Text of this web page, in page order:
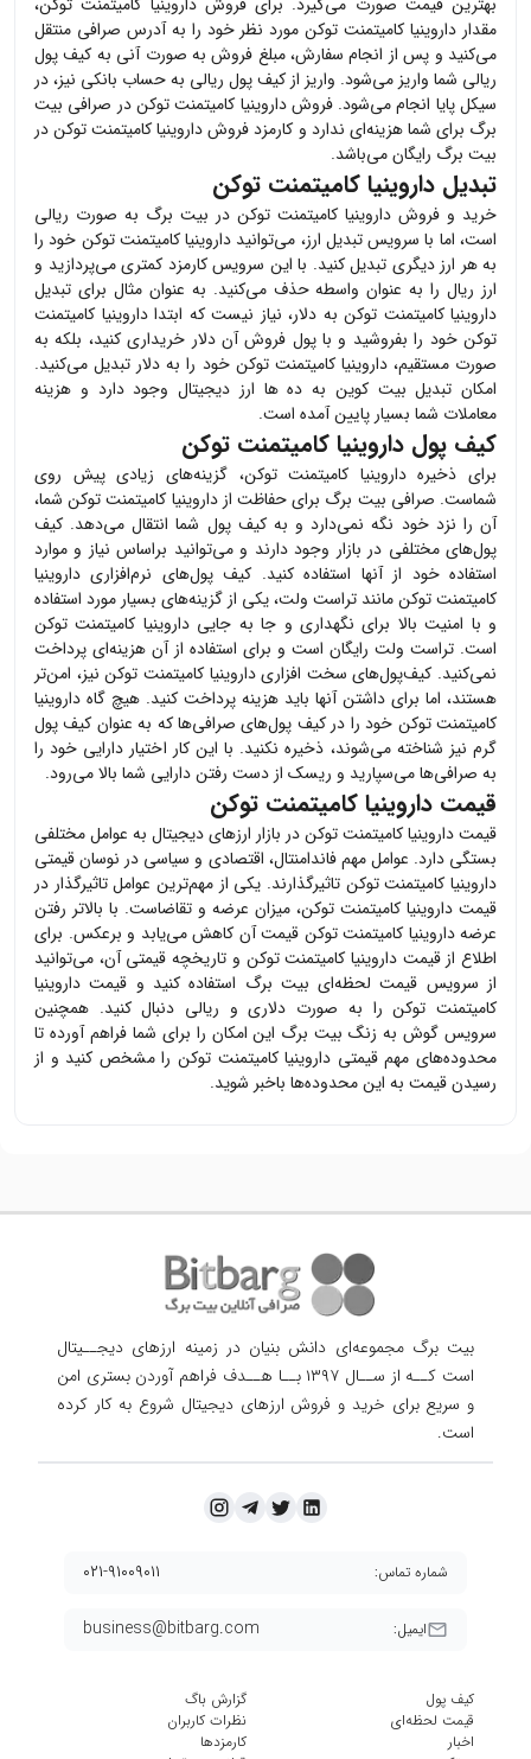
مقدار داروینیا کامیتمنت توکنمورد نظر خود را به آدرس صرافی منتقل
می‌کنید و پس از انجام سفارش، مبلغ فروش به صورت آنی به کیف پول
ریالی شما واریز می‌شود. واریز از کیف پول ریالی به حساب بانکی نیز، در
سیکل پایا انجام می‌شود. فروشداروینیا کامیتمنت توکندر صرافی بیت
برگ برای شما هزینه‌ای ندارد و کارمزد فروشداروینیا کامیتمنت توکندر
بیت برگ رایگان می‌باشد.
تبدیل داروینیا کامیتمنت توکن
خرید و فروش داروینیا کامیتمنت توکن در بیت برگ به صورت ریالی
است، اما با سرویس تبدیل ارز، می‌توانید داروینیا کامیتمنت توکن خود را
به هر ارز دیگری تبدیل کنید. با این سرویس کارمزد کمتری می‌پردازید و
ارز ریال را به عنوان واسطه حذف می‌کنید. به عنوان مثال برای تبدیل
داروینیا کامیتمنت توکن به دلار، نیاز نیست که ابتداداروینیا کامیتمنت
توکن خود را بفروشید و با پول فروش آن دلار خریداری کنید، بلکه به
صورت مستقیم،داروینیا کامیتمنت توکن خود را به دلار تبدیل می‌کنید.
امکان تبدیل بیت کوین به ده ها ارز دیجیتال وجود دارد و هزینه
معاملات شما بسیار پایین آمده است.
کیف پول داروینیا کامیتمنت توکن
برای ذخیرهداروینیا کامیتمنت توکن، گزینه‌های زیادی پیش روی
شماست. صرافی بیت برگ برای حفاظت ازداروینیا کامیتمنت توکنشما،
آن را نزد خود نگه نمی‌دارد و به کیف پول شما انتقال می‌دهد. کیف
پول‌های مختلفی در بازار وجود دارند و می‌توانید براساس نیاز و موارد
استفاده خود از آنها استفاده کنید. کیف پول‌های نرم‌افزاری داروینیا
کامیتمنت توکنمانند تراست ولت، یکی از گزینه‌های بسیار مورد استفاده
و با امنیت بالا برای نگهداری و جا به جاییداروینیا کامیتمنت توکن
است. تراست ولت رایگان است و برای استفاده از آن هزینه‌ای پرداخت
نمی‌کنید. کیف‌پول‌های سخت افزاریداروینیا کامیتمنت توکننیز، امن‌تر
هستند، اما برای داشتن آنها باید هزینه پرداخت کنید. هیچ گاه داروینیا
کامیتمنت توکن خود را در کیف پول‌های صرافی‌ها که به عنوان کیف پول
گرم نیز شناخته می‌شوند، ذخیره نکنید. با این کار اختیار دارایی خود را
به صرافی‌ها می‌سپارید و ریسک از دست رفتن دارایی شما بالا می‌رود.
قیمت داروینیا کامیتمنت توکن
قیمتداروینیا کامیتمنت توکندر بازار ارزهای دیجیتال به عوامل مختلفی
بستگی دارد. عوامل مهم فاندامنتال، اقتصادی و سیاسی در نوسان قیمتی
داروینیا کامیتمنت توکن تاثیرگذارند. یکی از مهم‌ترین عوامل تاثیرگذار در
قیمت داروینیا کامیتمنت توکن، میزان عرضه و تقاضاست. با بالاتر رفتن
عرضهداروینیا کامیتمنت توکن قیمت آن کاهش می‌یابد و برعکس. برای
اطلاع از قیمتداروینیا کامیتمنت توکن و تاریخچه قیمتی آن، می‌توانید
از سرویس قیمت لحظه‌ای بیت برگ استفاده کنید و قیمت داروینیا
کامیتمنت توکنرا به صورت دلاری و ریالی دنبال کنید. همچنین
سرویس گوش به زنگ بیت برگ این امکان را برای شما فراهم آورده تا
محدوده‌های مهم قیمتی داروینیا کامیتمنت توکن را مشخص کنید و از
رسیدن قیمت به این محدوده‌ها باخبر شوید.
بیت برگ مجموعه‌ای دانش بنیان در زمینه ارزهای دیجــیتال
است کــه از ســال ۱۳۹۷ بــا هــدف فراهم آوردن
بستری امن
و سریع برای خرید و فروش ارزهای دیجیتال شروع به کار کرده
است.
ایمیل: business@bitbarg.com
شماره تماس: ۰۲۱-۹۱۰۰۹۰۱۱
کیف پول
قیمت لحظه‌ای
اخبار
گزارش باگ
نظرات کاربران
کارمزد‌ها